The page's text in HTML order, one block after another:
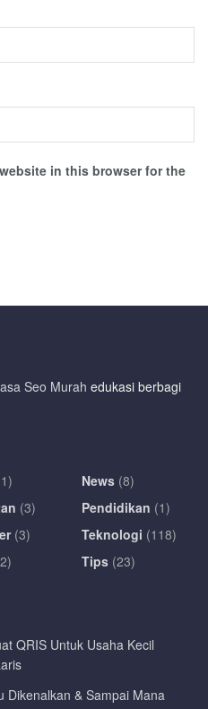
in this browser for the
Seo Murah edukasi berbagi
(3)
(3)
News (8)
Pendidikan (1)
Teknologi (118)
Tips (23)
QRIS Untuk Usaha Kecil
Dikenalkan & Sampai Mana